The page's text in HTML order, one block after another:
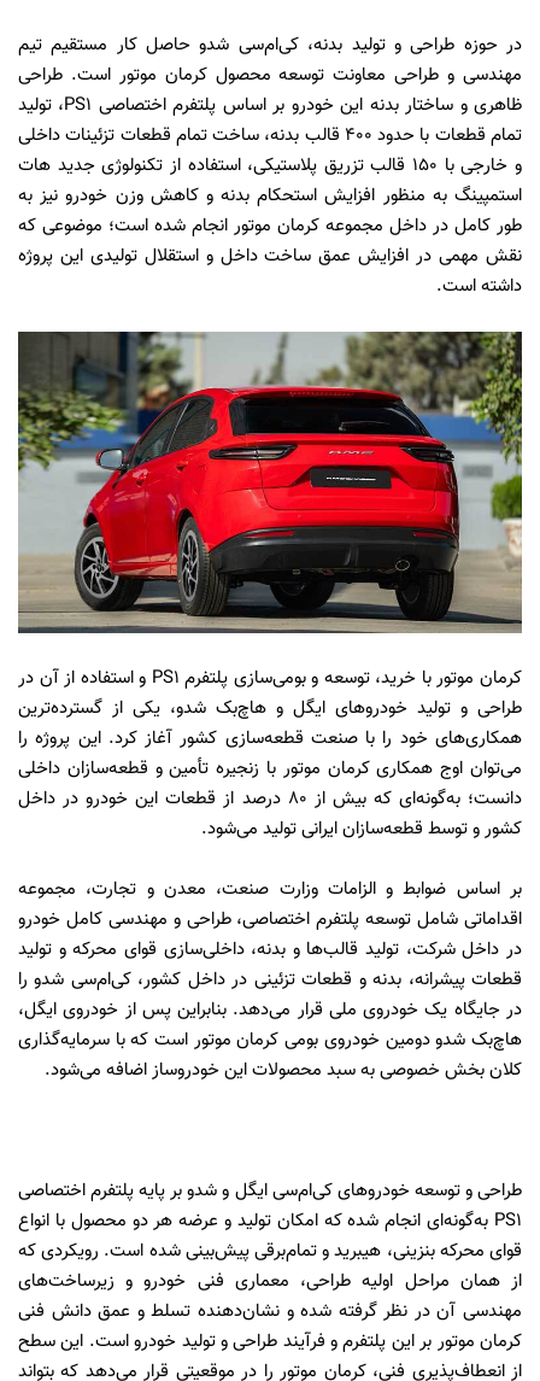
در حوزه طراحی و تولید بدنه، کی‌ام‌سی شدو حاصل کار مستقیم تیم
مهندسی و طراحی معاونت توسعه محصول کرمان موتور است. طراحی
ظاهری و ساختار بدنه این خودرو بر اساس پلتفرم اختصاصی PS1، تولید
تمام قطعات با حدود 400 قالب‌ بدنه، ساخت تمام قطعات تزئینات داخلی
و خارجی با 150 قالب تزریق پلاستیکی، استفاده از تکنولوژی جدید هات
استمپینگ به منظور افزایش استحکام بدنه و کاهش وزن خودرو نیز به
‌طور کامل در داخل مجموعه کرمان موتور انجام شده است؛ موضوعی که
نقش مهمی در افزایش عمق ساخت داخل و استقلال تولیدی این پروژه
داشته است.
کرمان موتور با خرید، توسعه و بومی‌سازی پلتفرم PS1 و استفاده از آن در
طراحی و تولید خودروهای ایگل و هاچ‌بک شدو، یکی از گسترده‌ترین
همکاری‌های خود را با صنعت قطعه‌سازی کشور آغاز کرد. این پروژه را
می‌توان اوج همکاری کرمان موتور با زنجیره تأمین و قطعه‌سازان داخلی
دانست؛ به‌گونه‌ای که بیش از ۸۰ درصد از قطعات این خودرو در داخل
کشور و توسط قطعه‌سازان ایرانی تولید می‌شود.
بر اساس ضوابط و الزامات وزارت صنعت، معدن و تجارت، مجموعه
اقداماتی شامل توسعه پلتفرم اختصاصی، طراحی و مهندسی کامل خودرو
در داخل شرکت، تولید قالب‌ها و بدنه، داخلی‌سازی قوای محرکه و تولید
قطعات پیشرانه، بدنه و قطعات تزئینی در داخل کشور، کی‌ام‌سی شدو را
در جایگاه یک خودروی ملی قرار می‌دهد. بنابراین پس از خودروی ایگل،
هاچ‌بک شدو دومین خودروی بومی کرمان موتور است که با سرمایه‌گذاری
کلان بخش خصوصی به سبد محصولات این خودروساز اضافه می‌شود.
طراحی و توسعه خودروهای کی‌ام‌سی ایگل و شدو بر پایه پلتفرم اختصاصی
PS1 به‌گونه‌ای انجام شده که امکان تولید و عرضه هر دو محصول با انواع
قوای محرکه بنزینی، هیبرید و تمام‌برقی پیش‌بینی شده است. رویکردی که
از همان مراحل اولیه طراحی، معماری فنی خودرو و زیرساخت‌های
مهندسی آن در نظر گرفته شده و نشان‌دهنده تسلط و عمق دانش فنی
کرمان موتور بر این پلتفرم و فرآیند طراحی و تولید خودرو است. این سطح
از انعطاف‌پذیری فنی، کرمان موتور را در موقعیتی قرار می‌دهد که بتواند